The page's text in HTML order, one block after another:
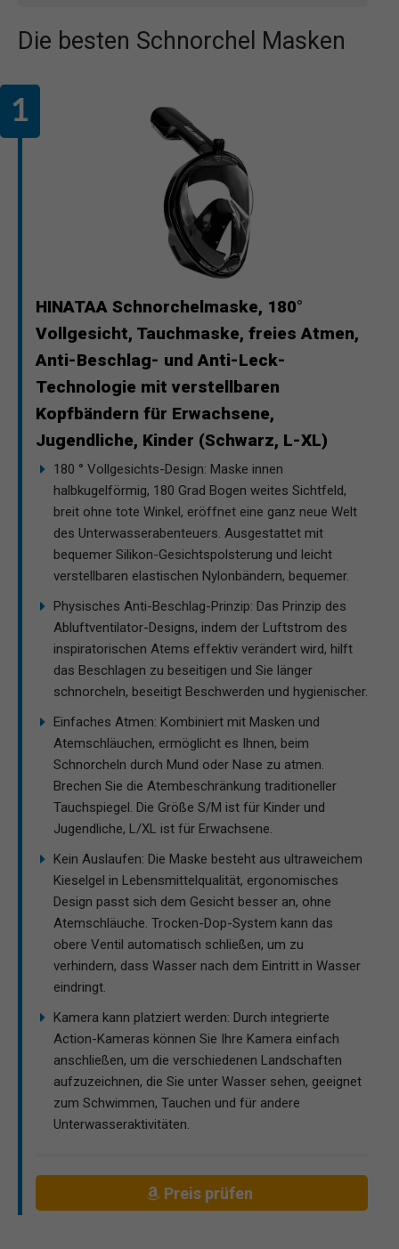
Die besten Schnorchel Masken
HINATAA Schnorchelmaske, 180°
Vollgesicht, Tauchmaske, freies Atmen,
Anti-Beschlag- und Anti-Leck-
Technologie mit verstellbaren
Kopfbändern für Erwachsene,
Jugendliche, Kinder (Schwarz, L-XL)
180 ° Vollgesichts-Design: Maske innen
halbkugelförmig, 180 Grad Bogen weites Sichtfeld,
breit ohne tote Winkel, eröffnet eine ganz neue Welt
des Unterwasserabenteuers. Ausgestattet mit
bequemer Silikon-Gesichtspolsterung und leicht
verstellbaren elastischen Nylonbändern, bequemer.
Physisches Anti-Beschlag-Prinzip: Das Prinzip des
Abluftventilator-Designs, indem der Luftstrom des
inspiratorischen Atems effektiv verändert wird, hilft
das Beschlagen zu beseitigen und Sie länger
schnorcheln, beseitigt Beschwerden und hygienischer.
Einfaches Atmen: Kombiniert mit Masken und
Atemschläuchen, ermöglicht es Ihnen, beim
Schnorcheln durch Mund oder Nase zu atmen.
Brechen Sie die Atembeschränkung traditioneller
Tauchspiegel. Die Größe S/M ist für Kinder und
Jugendliche, L/XL ist für Erwachsene.
Kein Auslaufen: Die Maske besteht aus ultraweichem
Kieselgel in Lebensmittelqualität, ergonomisches
Design passt sich dem Gesicht besser an, ohne
Atemschläuche. Trocken-Dop-System kann das
obere Ventil automatisch schließen, um zu
verhindern, dass Wasser nach dem Eintritt in Wasser
eindringt.
Kamera kann platziert werden: Durch integrierte
Action-Kameras können Sie Ihre Kamera einfach
anschließen, um die verschiedenen Landschaften
aufzuzeichnen, die Sie unter Wasser sehen, geeignet
zum Schwimmen, Tauchen und für andere
Unterwasseraktivitäten.
Preis prüfen